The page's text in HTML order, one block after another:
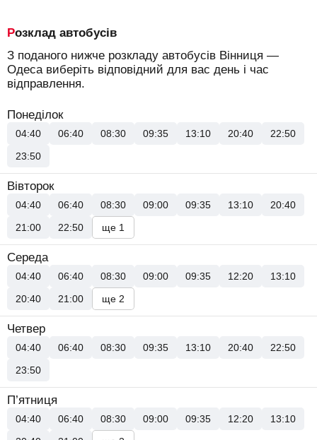
Розклад автобусів
З поданого нижче розкладу автобусів Вінниця —
Одеса виберіть відповідний для вас день і час
відправлення.
Понеділок
04:40 06:40 08:30 09:35 13:10 20:40
22:50
23:50
Вівторок
04:40 06:40 08:30 09:00 09:35 13:10
20:40
21:00
22:50 ще 1
Середа
04:40 06:40 08:30 09:00 09:35 12:20
13:10
20:40
21:00 ще 2
Четвер
04:40 06:40 08:30 09:35 13:10 20:40
22:50
23:50
П’ятниця
04:40 06:40 08:30 09:00 09:35 12:20
13:10